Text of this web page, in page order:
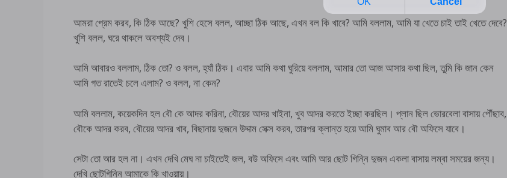
আমরা প্রেম করব, কি ঠিক আছে? খুশি হেসে বলল, আচ্ছা ঠিক আছে, এখন বল কি খাবে? আমি বললাম, আমি যা খেতে চাই তাই খেতে দেবে?
খুশি বলল, ঘরে থাকলে অবশ্যই দেব।
আমি আবারও বললাম, ঠিক তো? ও বলল, হ্যাঁ ঠিক। এবার আমি কথা ঘুরিয়ে বললাম, আমার তো আজ আসার কথা ছিল, তুমি কি জান কেন
আমি গত রাতেই চলে এলাম? ও বলল, না কেন?
আমি বললাম, কয়েকদিন হল বৌ কে আদর করিনা, বৌয়ের আদর খাইনা, খুব আদর করতে ইচ্ছা করছিল। প্লান ছিল ভোরবেলা বাসায় পৌঁছাব,
বৌকে আদর করব, বৌয়ের আদর খাব, বিছানায় দুজনে উদ্দাম সেক্স করব, তারপর ক্লান্ত হয়ে আমি ঘুমাব আর বৌ অফিসে যাবে।
সেটা তো আর হল না। এখন দেখি মেঘ না চাইতেই জল, বউ অফিসে এবং আমি আর ছোট গিন্নি দুজন একলা বাসায় লম্বা সময়ের জন্য।
দেখি ছোটগিন্নি আমাকে কি খাওয়ায়।